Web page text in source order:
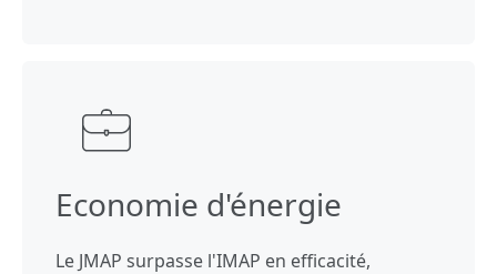
Economie d'énergie
Le JMAP surpasse l'IMAP en efficacité,